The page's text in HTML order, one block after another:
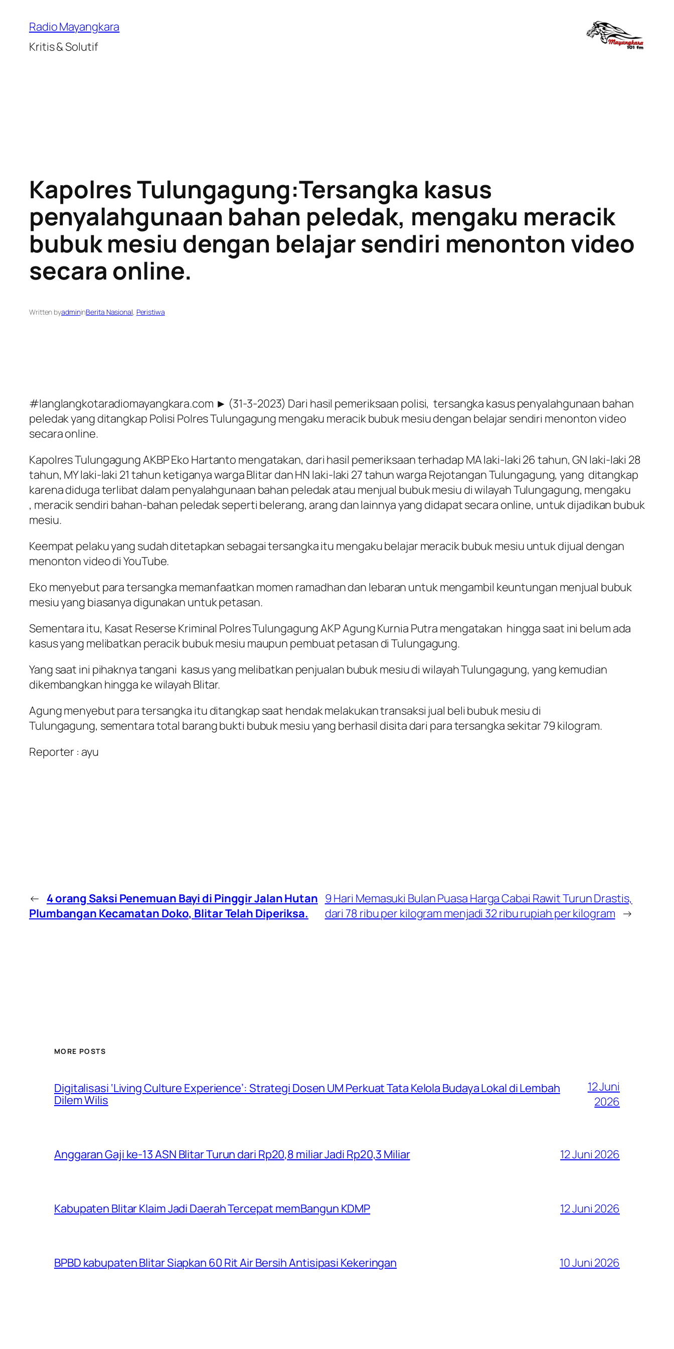
konten
Radio Mayangkara
Kritis & Solutif
Kapolres Tulungagung:Tersangka kasus
penyalahgunaan bahan peledak, mengaku meracik
bubuk mesiu dengan belajar sendiri menonton video
secara online.
Written byadmininBerita Nasional, Peristiwa
#langlangkotaradiomayangkara.com ► (31-3-2023) Dari hasil pemeriksaan polisi, tersangka kasus penyalahgunaan bahan
peledak yang ditangkap Polisi Polres Tulungagung mengaku meracik bubuk mesiu dengan belajar sendiri menonton video
secara online.
Kapolres Tulungagung AKBP Eko Hartanto mengatakan, dari hasil pemeriksaan terhadap MA laki-laki 26 tahun, GN laki-laki 28
tahun, MY laki-laki 21 tahun ketiganya warga Blitar dan HN laki-laki 27 tahun warga Rejotangan Tulungagung, yang ditangkap
karena diduga terlibat dalam penyalahgunaan bahan peledak atau menjual bubuk mesiu di wilayah Tulungagung, mengaku
, meracik sendiri bahan-bahan peledak seperti belerang, arang dan lainnya yang didapat secara online, untuk dijadikan bubuk
mesiu.
Keempat pelaku yang sudah ditetapkan sebagai tersangka itu mengaku belajar meracik bubuk mesiu untuk dijual dengan
menonton video di YouTube.
Eko menyebut para tersangka memanfaatkan momen ramadhan dan lebaran untuk mengambil keuntungan menjual bubuk
mesiu yang biasanya digunakan untuk petasan.
Sementara itu, Kasat Reserse Kriminal Polres Tulungagung AKP Agung Kurnia Putra mengatakan hingga saat ini belum ada
kasus yang melibatkan peracik bubuk mesiu maupun pembuat petasan di Tulungagung.
Yang saat ini pihaknya tangani kasus yang melibatkan penjualan bubuk mesiu di wilayah Tulungagung, yang kemudian
dikembangkan hingga ke wilayah Blitar.
Agung menyebut para tersangka itu ditangkap saat hendak melakukan transaksi jual beli bubuk mesiu di
Tulungagung, sementara total barang bukti bubuk mesiu yang berhasil disita dari para tersangka sekitar 79 kilogram.
Reporter : ayu
← 4 orang Saksi Penemuan Bayi di Pinggir Jalan Hutan
Plumbangan Kecamatan Doko, Blitar Telah Diperiksa.
9 Hari Memasuki Bulan Puasa Harga Cabai Rawit Turun Drastis,
dari 78 ribu per kilogram menjadi 32 ribu rupiah per kilogram →
MORE POSTS
Digitalisasi ‘Living Culture Experience’: Strategi Dosen UM Perkuat Tata Kelola Budaya Lokal di Lembah
Dilem Wilis
12 Juni
2026
Anggaran Gaji ke-13 ASN Blitar Turun dari Rp20,8 miliar Jadi Rp20,3 Miliar 12 Juni 2026
Kabupaten Blitar Klaim Jadi Daerah Tercepat memBangun KDMP 12 Juni 2026
BPBD kabupaten Blitar Siapkan 60 Rit Air Bersih Antisipasi Kekeringan 10 Juni 2026